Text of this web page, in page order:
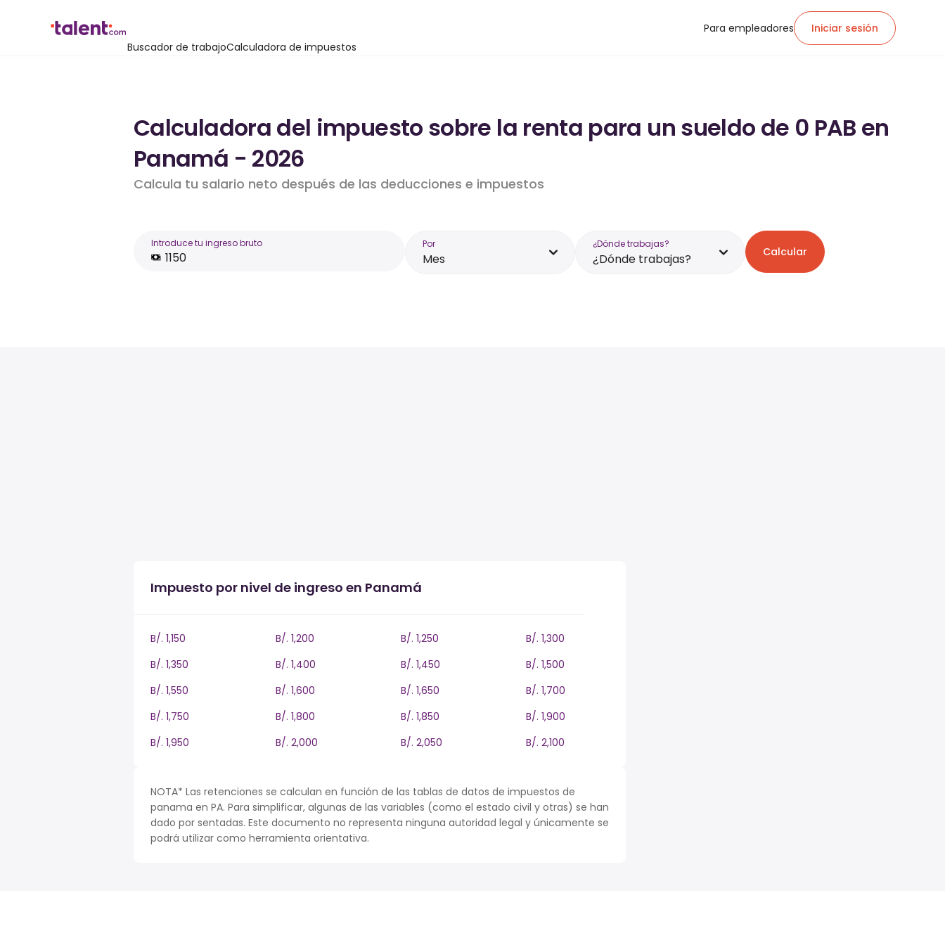
Buscador de trabajoCalculadora de impuestos
Para empleadores Iniciar sesión
Calculadora del impuesto sobre la renta para un sueldo de 0 PAB en
Panamá - 2026
Calcula tu salario neto después de las deducciones e impuestos
Introduce tu ingreso bruto Por
Mes
¿Dónde trabajas?
¿Dónde trabajas? Calcular
Impuesto por nivel de ingreso en Panamá
B/. 1,150 B/. 1,200 B/. 1,250
B/. 1,300
B/. 1,350
B/. 1,400 B/. 1,450
B/. 1,500
B/. 1,550
B/. 1,600 B/. 1,650
B/. 1,700
B/. 1,750
B/. 1,800 B/. 1,850
B/. 1,900
B/. 1,950
B/. 2,000 B/. 2,050 B/. 2,100
NOTA* Las retenciones se calculan en función de las tablas de datos de impuestos de
panama en PA. Para simplificar, algunas de las variables (como el estado civil y otras) se han
dado por sentadas. Este documento no representa ninguna autoridad legal y únicamente se
podrá utilizar como herramienta orientativa.